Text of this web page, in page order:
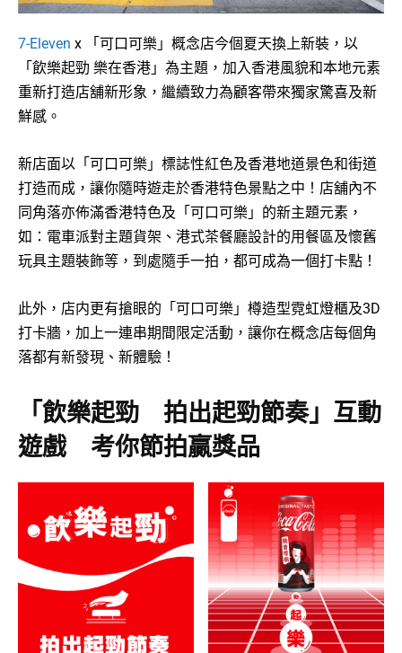
7-Eleven x 「可口可樂」概念店今個夏天換上新裝，以
「飲樂起勁 樂在香港」為主題，加入香港風貌和本地元素
重新打造店舖新形象，繼續致力為顧客帶來獨家驚喜及新
鮮感。
新店面以「可口可樂」標誌性紅色及香港地道景色和街道
打造而成，讓你隨時遊走於香港特色景點之中！店舖內不
同角落亦佈滿香港特色及「可口可樂」的新主題元素，
如：電車派對主題貨架、港式茶餐廳設計的用餐區及懷舊
玩具主題裝飾等，到處隨手一拍，都可成為一個打卡點！
此外，店内更有搶眼的「可口可樂」樽造型霓虹燈櫃及3D
打卡牆，加上一連串期間限定活動，讓你在概念店每個角
落都有新發現、新體驗！
「飲樂起勁 拍出起勁節奏」互動
遊戲 考你節拍贏獎品